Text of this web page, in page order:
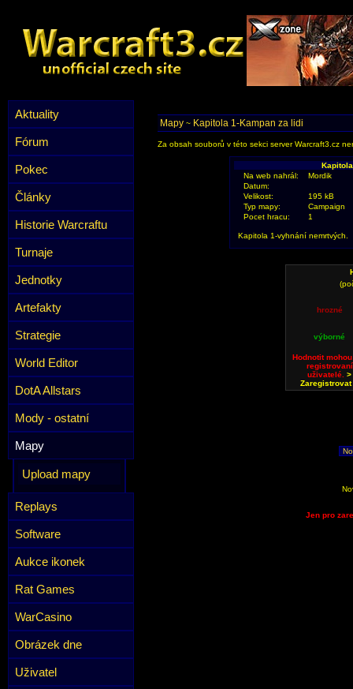
Aktuality
Fórum
Pokec
Články
Historie Warcraftu
Turnaje
Jednotky
Artefakty
Strategie
World Editor
DotA Allstars
Mody - ostatní
Mapy
Upload mapy
Replays
Software
Aukce ikonek
Rat Games
WarCasino
Obrázek dne
Uživatel
Mapy ~ Kapitola 1-Kampan za lidi
Za obsah souborů v této sekci server Warcraft3.cz
Na web nahrál:
Mordik
Datum:
Velikost:
195 kB
Typ mapy:
Campaign
Pocet hracu:
1
Kapitola 1-vyhnání nemrtvých.
hrozné
výborné
Hodnotit
registrovaní
uživatelé.>
Zaregistrovat
Jen pro